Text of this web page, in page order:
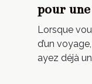
pour une
été ?
Lorsque
d’un
ayez déjà